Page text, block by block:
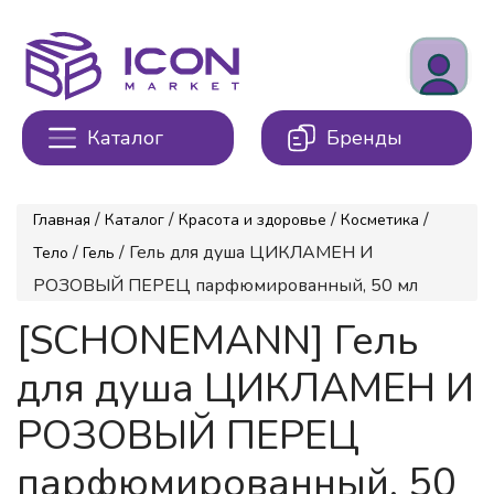
Каталог Бренды
Главная / Каталог / Красота и здоровье / Косметика /
Тело / Гель / Гель для душа ЦИКЛАМЕН И
РОЗОВЫЙ ПЕРЕЦ парфюмированный, 50 мл
[SCHONEMANN] Гель
для душа ЦИКЛАМЕН И
РОЗОВЫЙ ПЕРЕЦ